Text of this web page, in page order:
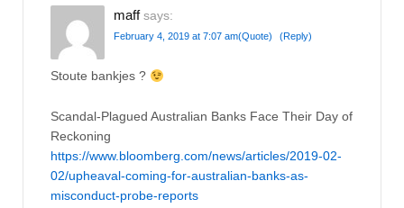
maff says:
February 4, 2019 at 7:07 am(Quote) (Reply)
Stoute bankjes ?
Scandal-Plagued Australian Banks Face Their Day of
Reckoning
https://www.bloomberg.com/news/articles/2019-02-
02/upheaval-coming-for-australian-banks-as-
misconduct-probe-reports